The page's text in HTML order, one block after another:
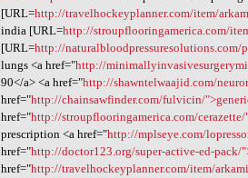
[URL=http://travelhockeyplanner.com/item/
india [URL=http://stroupflooringamerica.com/
[URL=http://naturalbloodpressuresolutions.com/
lungs <a href="http://
90</a> <a href="http://shawntelwaajid.com/
href="http://chainsawfinder.com/fulvicin/
href="http://stroupflooringamerica.com/cerazette/
prescription <a href="http://mplseye.com/
href="http://doctor123.org/super-active-ed-pack/
href="http://travelhockeyplanner.com/item/